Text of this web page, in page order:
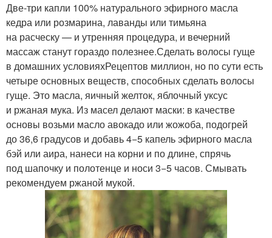
Две-три капли 100% натурального эфирного масла
кедра или розмарина, лаванды или тимьяна
на расческу — и утренняя процедура, и вечерний
массаж станут гораздо полезнее.Сделать волосы гуще
в домашних условияхРецептов миллион, но по сути есть
четыре основных веществ, способных сделать волосы
гуще. Это масла, яичный желток, яблочный уксус
и ржаная мука. Из масел делают маски: в качестве
основы возьми масло авокадо или жожоба, подогрей
до 36,6 градусов и добавь 4−5 капель эфирного масла
бэй или аира, нанеси на корни и по длине, спрячь
под шапочку и полотенце и носи 3−5 часов. Смывать
рекомендуем ржаной мукой.